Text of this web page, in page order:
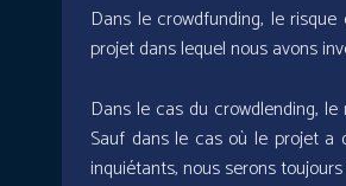
Dans le crowdfunding, le
projet dans lequel nous avons
Dans le cas du crowdlending,
Sauf dans le cas où le projet a
inquiétants, nous serons